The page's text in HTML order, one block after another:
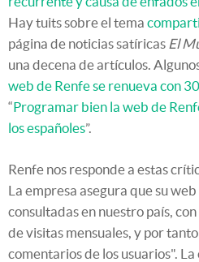
Hay tuits sobre el tema
página de noticias satíricas El
una decena de artículos.
web de Renfe se renueva con
“Programar bien la web de
los españoles”.
Renfe nos responde a estas
La empresa asegura que su web
consultadas en nuestro país,
de visitas mensuales, y por
comentarios de los usuarios".